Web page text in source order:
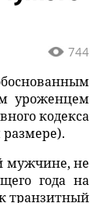
744
уроженцем
кодекса
мужчине, не
года на
транзитный